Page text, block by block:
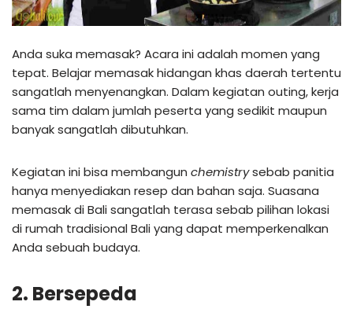
Anda suka memasak? Acara ini adalah momen yang
tepat. Belajar memasak hidangan khas daerah tertentu
sangatlah menyenangkan. Dalam kegiatan outing, kerja
sama tim dalam jumlah peserta yang sedikit maupun
banyak sangatlah dibutuhkan.
Kegiatan ini bisa membangun chemistrysebab panitia
hanya menyediakan resep dan bahan saja. Suasana
memasak di Bali sangatlah terasa sebab pilihan lokasi
di rumah tradisional Bali yang dapat memperkenalkan
Anda sebuah budaya.
2. Bersepeda